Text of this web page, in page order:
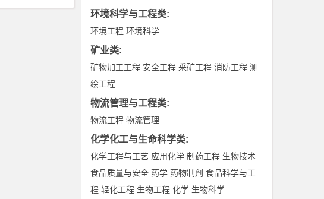
环境科学与工程类:
环境工程 环境科学
矿业类:
矿物加工工程 安全工程 采矿工程 消防工程 测
绘工程
物流管理与工程类:
物流工程 物流管理
化学化工与生命科学类:
化学工程与工艺 应用化学 制药工程 生物技术
食品质量与安全 药学 药物制剂 食品科学与工
程 轻化工程 生物工程 化学 生物科学